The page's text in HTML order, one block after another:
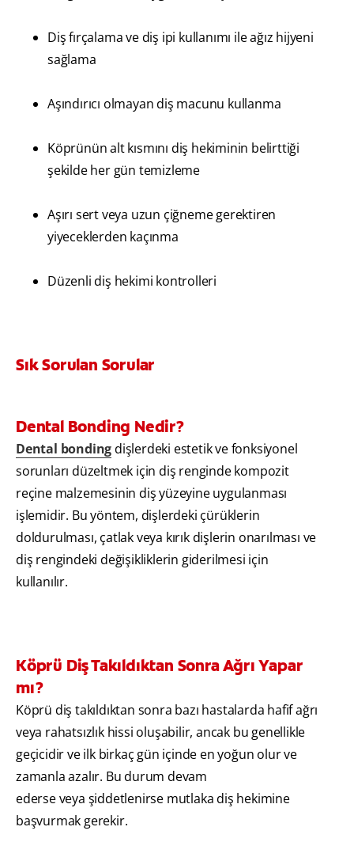
Diş fırçalama ve diş ipi kullanımı ile ağız hijyeni
sağlama
Aşındırıcı olmayan diş macunu kullanma
Köprünün alt kısmını diş hekiminin belirttiği
şekilde her gün temizleme
Aşırı sert veya uzun çiğneme gerektiren
yiyeceklerden kaçınma
Düzenli diş hekimi kontrolleri
Sık Sorulan Sorular
Dental Bonding Nedir?
Dental bondingdişlerdeki estetik ve fonksiyonel
sorunları düzeltmek için diş renginde kompozit
reçine malzemesinin diş yüzeyine uygulanması
işlemidir. Bu yöntem, dişlerdeki çürüklerin
doldurulması, çatlak veya kırık dişlerin onarılması ve
diş rengindeki değişikliklerin giderilmesi için
kullanılır.
Köprü Diş Takıldıktan Sonra Ağrı Yapar
mı?
Köprü diş takıldıktan sonra bazı hastalarda hafif ağrı
veya rahatsızlık hissi oluşabilir, ancak bu genellikle
geçicidir ve ilk birkaç gün içinde en yoğun olur ve
zamanla azalır. Bu durum devam
ederse veya şiddetlenirse mutlaka diş hekimine
başvurmak gerekir.